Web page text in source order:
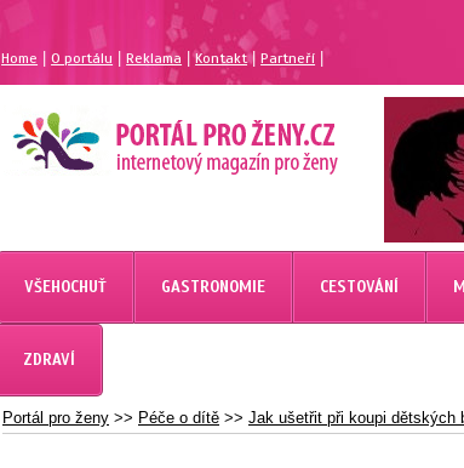
Home |O portálu Reklama Kontakt| Partneří
MAGAZÍN PRO ŽENY
PORTÁL PRO ŽENY.CZ
VŠEHOCHUŤ GASTRONOMIE CESTOVÁNÍ
ZDRAVÍ
Portál pro ženy >> Péče o dítě >> Jak ušetřit při koupi